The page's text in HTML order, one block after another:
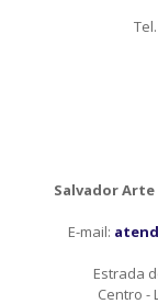
Tel.
Salvador Arte
E-mail:
Estrada
Centro -